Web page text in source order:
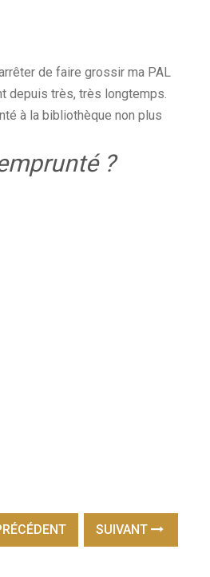
de faire grossir ma PAL
depuis très, très longtemps.
à la bibliothèque non plus
?
SUIVANT